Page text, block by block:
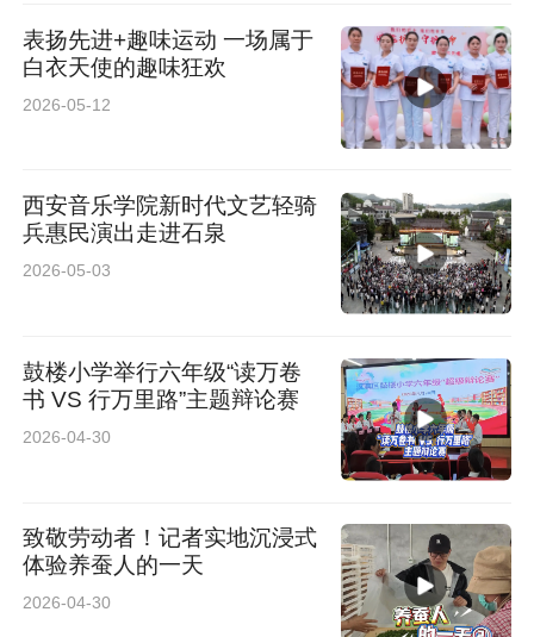
表扬先进+趣味运动 一场属于
白衣天使的趣味狂欢
2026-05-12
西安音乐学院新时代文艺轻骑
兵惠民演出走进石泉
2026-05-03
鼓楼小学举行六年级“读万卷
书 VS 行万里路”主题辩论赛
2026-04-30
致敬劳动者！记者实地沉浸式
体验养蚕人的一天
2026-04-30